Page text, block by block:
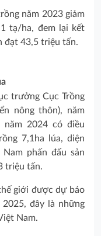
năm 2023 giảm
tạ/ha, đem lại kết
đạt 43,5 triệu tấn.
trưởng Cục Trồng
nông thôn), năm
năm 2024 có điều
7,1ha lúa, diện
phấn đấu sản
triệu tấn.
giới được dự báo
đây là những
Nam.